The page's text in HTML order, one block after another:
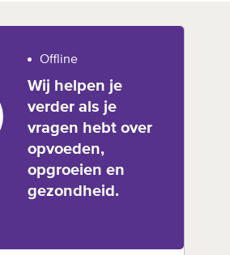
Offline
Wij helpen je
verder als je
vragen hebt over
opvoeden,
opgroeien en
gezondheid.